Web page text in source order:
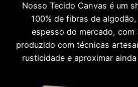
Nosso Tecido Canvas é um
100% de fibras de
espesso do mercado, com
produzido com técnicas
rusticidade e aproximar